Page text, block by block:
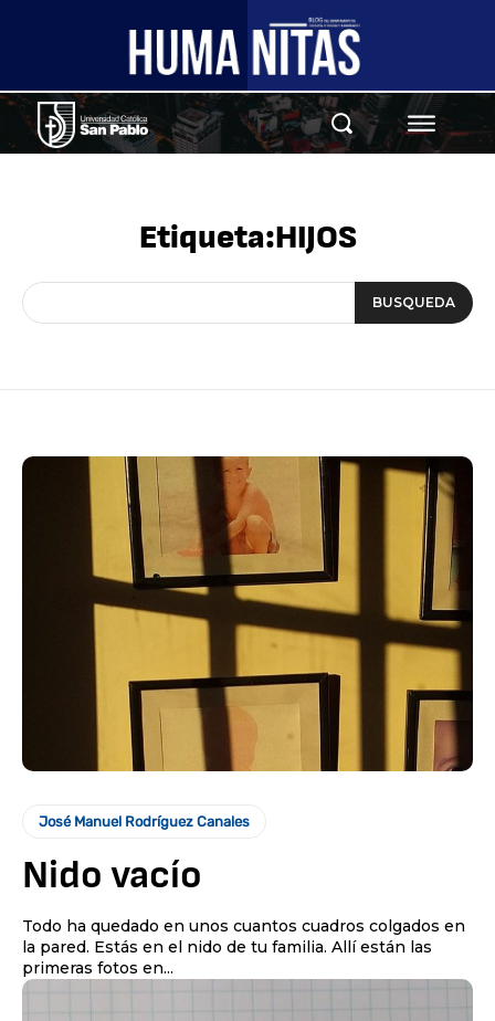
Etiqueta:HIJOS
BUSQUEDA
José Manuel Rodríguez Canales
Nido vacío
Todo ha quedado en unos cuantos cuadros colgados en
la pared. Estás en el nido de tu familia. Allí están las
primeras fotos en...